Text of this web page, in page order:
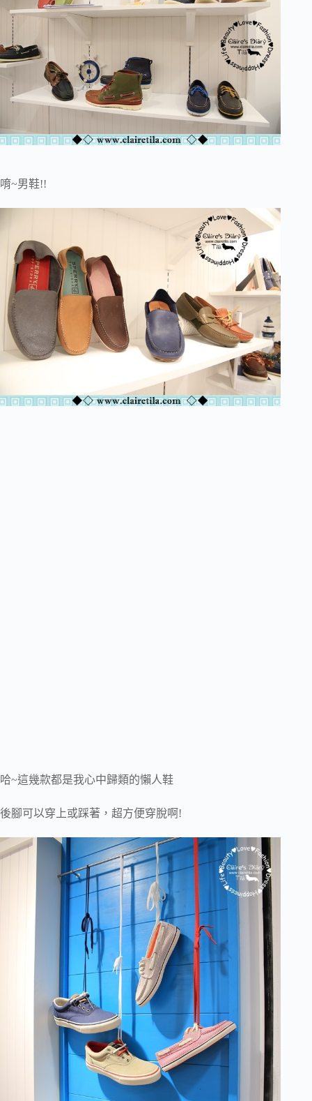
唷~男鞋!!
哈~這幾款都是我心中歸類的懶人鞋
後腳可以穿上或踩著，超方便穿脫啊!